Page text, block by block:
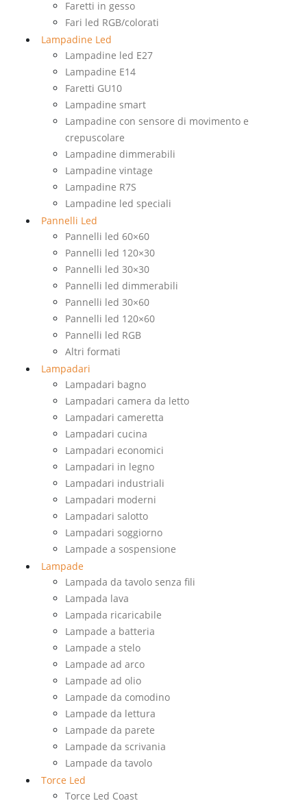
Faretti in gesso
Fari led RGB/colorati
Lampadine Led
Lampadine led E27
Lampadine E14
Faretti GU10
Lampadine smart
Lampadine con sensore di movimento e
crepuscolare
Lampadine dimmerabili
Lampadine vintage
Lampadine R7S
Lampadine led speciali
Pannelli Led
Pannelli led 60×60
Pannelli led 120×30
Pannelli led 30×30
Pannelli led dimmerabili
Pannelli led 30×60
Pannelli led 120×60
Pannelli led RGB
Altri formati
Lampadari
Lampadari bagno
Lampadari camera da letto
Lampadari cameretta
Lampadari cucina
Lampadari economici
Lampadari in legno
Lampadari industriali
Lampadari moderni
Lampadari salotto
Lampadari soggiorno
Lampade a sospensione
Lampade
Lampada da tavolo senza fili
Lampada lava
Lampada ricaricabile
Lampade a batteria
Lampade a stelo
Lampade ad arco
Lampade ad olio
Lampade da comodino
Lampade da lettura
Lampade da parete
Lampade da scrivania
Lampade da tavolo
Torce Led
Torce Led Coast